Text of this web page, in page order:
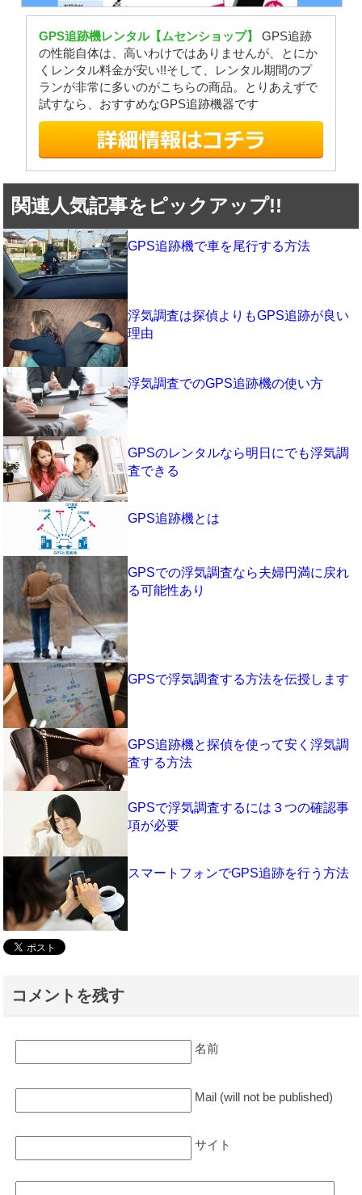
GPS追跡機レンタル【ムセンショップ】
GPS追跡
の性能自体は、高いわけではありませんが、とにか
くレンタル料金が安い!!そして、レンタル期間のプ
ランが非常に多いのがこちらの商品。とりあえずで
試すなら、おすすめなGPS追跡機器です
関連人気記事をピックアップ!!
GPS追跡機で車を尾行する方法
浮気調査は探偵よりもGPS追跡が良い
理由
浮気調査でのGPS追跡機の使い方
GPSのレンタルなら明日にでも浮気調
査できる
GPS追跡機とは
GPSでの浮気調査なら夫婦円満に戻れ
る可能性あり
GPSで浮気調査する方法を伝授します
GPS追跡機と探偵を使って安く浮気調
査する方法
GPSで浮気調査するには３つの確認事
項が必要
スマートフォンでGPS追跡を行う方法
コメントを残す
名前
Mail (will not be published)
サイト